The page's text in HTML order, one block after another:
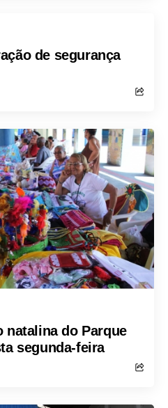
de segurança
natalina do Parque
segunda-feira